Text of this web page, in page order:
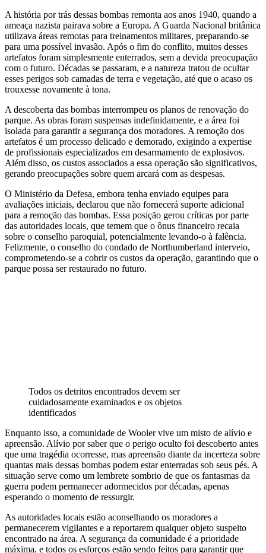
A história por trás dessas bombas remonta aos anos 1940, quando a
ameaça nazista pairava sobre a Europa. A Guarda Nacional britânica
utilizava áreas remotas para treinamentos militares, preparando-se
para uma possível invasão. Após o fim do conflito, muitos desses
artefatos foram simplesmente enterrados, sem a devida preocupação
com o futuro. Décadas se passaram, e a natureza tratou de ocultar
esses perigos sob camadas de terra e vegetação, até que o acaso os
trouxesse novamente à tona.
A descoberta das bombas interrompeu os planos de renovação do
parque. As obras foram suspensas indefinidamente, e a área foi
isolada para garantir a segurança dos moradores. A remoção dos
artefatos é um processo delicado e demorado, exigindo a expertise
de profissionais especializados em desarmamento de explosivos.
Além disso, os custos associados a essa operação são significativos,
gerando preocupações sobre quem arcará com as despesas.
O Ministério da Defesa, embora tenha enviado equipes para
avaliações iniciais, declarou que não fornecerá suporte adicional
para a remoção das bombas. Essa posição gerou críticas por parte
das autoridades locais, que temem que o ônus financeiro recaia
sobre o conselho paroquial, potencialmente levando-o à falência.
Felizmente, o conselho do condado de Northumberland interveio,
comprometendo-se a cobrir os custos da operação, garantindo que o
parque possa ser restaurado no futuro.
Todos os detritos encontrados devem ser
cuidadosamente examinados e os objetos
identificados
Enquanto isso, a comunidade de Wooler vive um misto de alívio e
apreensão. Alívio por saber que o perigo oculto foi descoberto antes
que uma tragédia ocorresse, mas apreensão diante da incerteza sobre
quantas mais dessas bombas podem estar enterradas sob seus pés. A
situação serve como um lembrete sombrio de que os fantasmas da
guerra podem permanecer adormecidos por décadas, apenas
esperando o momento de ressurgir.
As autoridades locais estão aconselhando os moradores a
permanecerem vigilantes e a reportarem qualquer objeto suspeito
encontrado na área. A segurança da comunidade é a prioridade
máxima, e todos os esforços estão sendo feitos para garantir que